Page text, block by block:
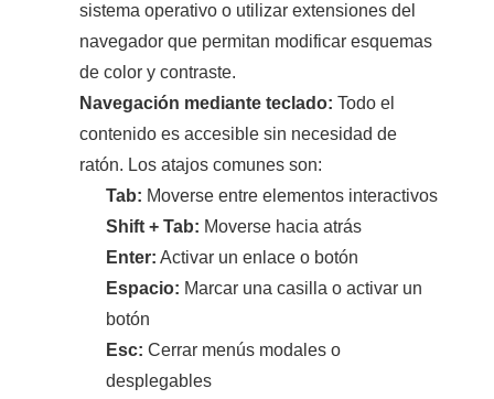
sistema operativo o utilizar extensiones del
navegador que permitan modificar esquemas
de color y contraste.
Navegación mediante teclado: Todo el
contenido es accesible sin necesidad de
ratón. Los atajos comunes son:
Tab: Moverse entre elementos interactivos
Shift + Tab: Moverse hacia atrás
Enter: Activar un enlace o botón
Espacio: Marcar una casilla o activar un
botón
Esc: Cerrar menús modales o
desplegables